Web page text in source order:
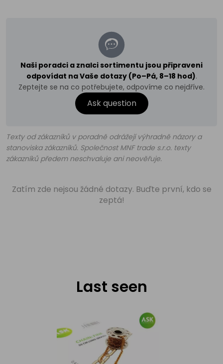
Naši poradci a znalci sortimentu jsou připraveni
odpovídat na Vaše dotazy (Po–Pá, 8–18 hod).
Zeptejte se na co potřebujete, odpovíme co nejdříve.
Ask question
Texty od zákazníků v poradně odrážejí výhradně názory a
stanoviska zákazníků. Společnost MNF trade s.r.o. texty
zákazníků předem neschvaluje ani neověřuje.
Zatím zde nejsou žádné dotazy. Buďte první, kdo se
zeptá!
Last seen